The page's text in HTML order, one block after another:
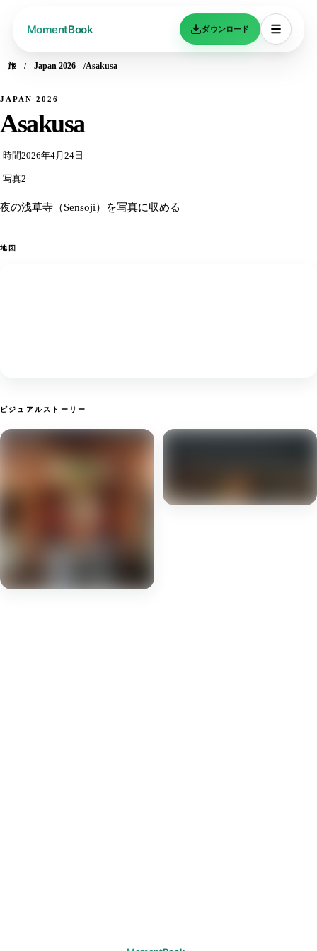
ダウンロード
旅 Japan 2026 Asakusa
JAPAN 2026
Asakusa
時間2026年4月24日
写真2
夜の浅草寺（Sensoji）を写真に収める
地図
ビジュアルストーリー